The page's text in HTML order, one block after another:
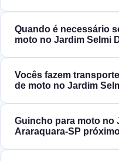
Quando é necessário
moto no Jardim Selmi
Vocês fazem
de moto no Jardim
Guincho para moto no
Araraquara‑SP